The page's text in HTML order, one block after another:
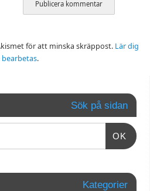
för att minska skräppost. Lär dig
.
Sök på sidan
OK
Kategorier